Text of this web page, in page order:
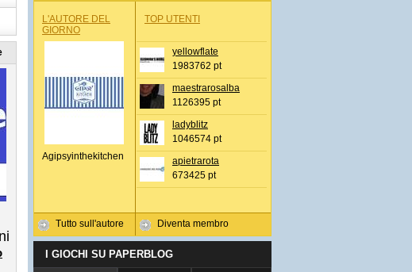
L'AUTORE DEL
GIORNO
Agipsyinthekitchen
Tutto sull'autore
TOP UTENTI
yellowflate
1983762 pt
maestrarosalba
1126395 pt
ladyblitz
1046574 pt
apietrarota
673425 pt
Diventa membro
I GIOCHI SU PAPERBLOG